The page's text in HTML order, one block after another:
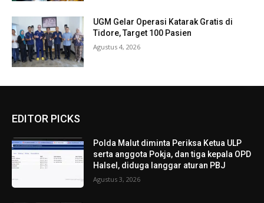
UGM Gelar Operasi Katarak Gratis di
Tidore, Target 100 Pasien
Agustus 4, 2026
EDITOR PICKS
Polda Malut diminta Periksa Ketua ULP
serta anggota Pokja, dan tiga kepala OPD
Halsel, diduga langgar aturan PBJ
Agustus 3, 2026